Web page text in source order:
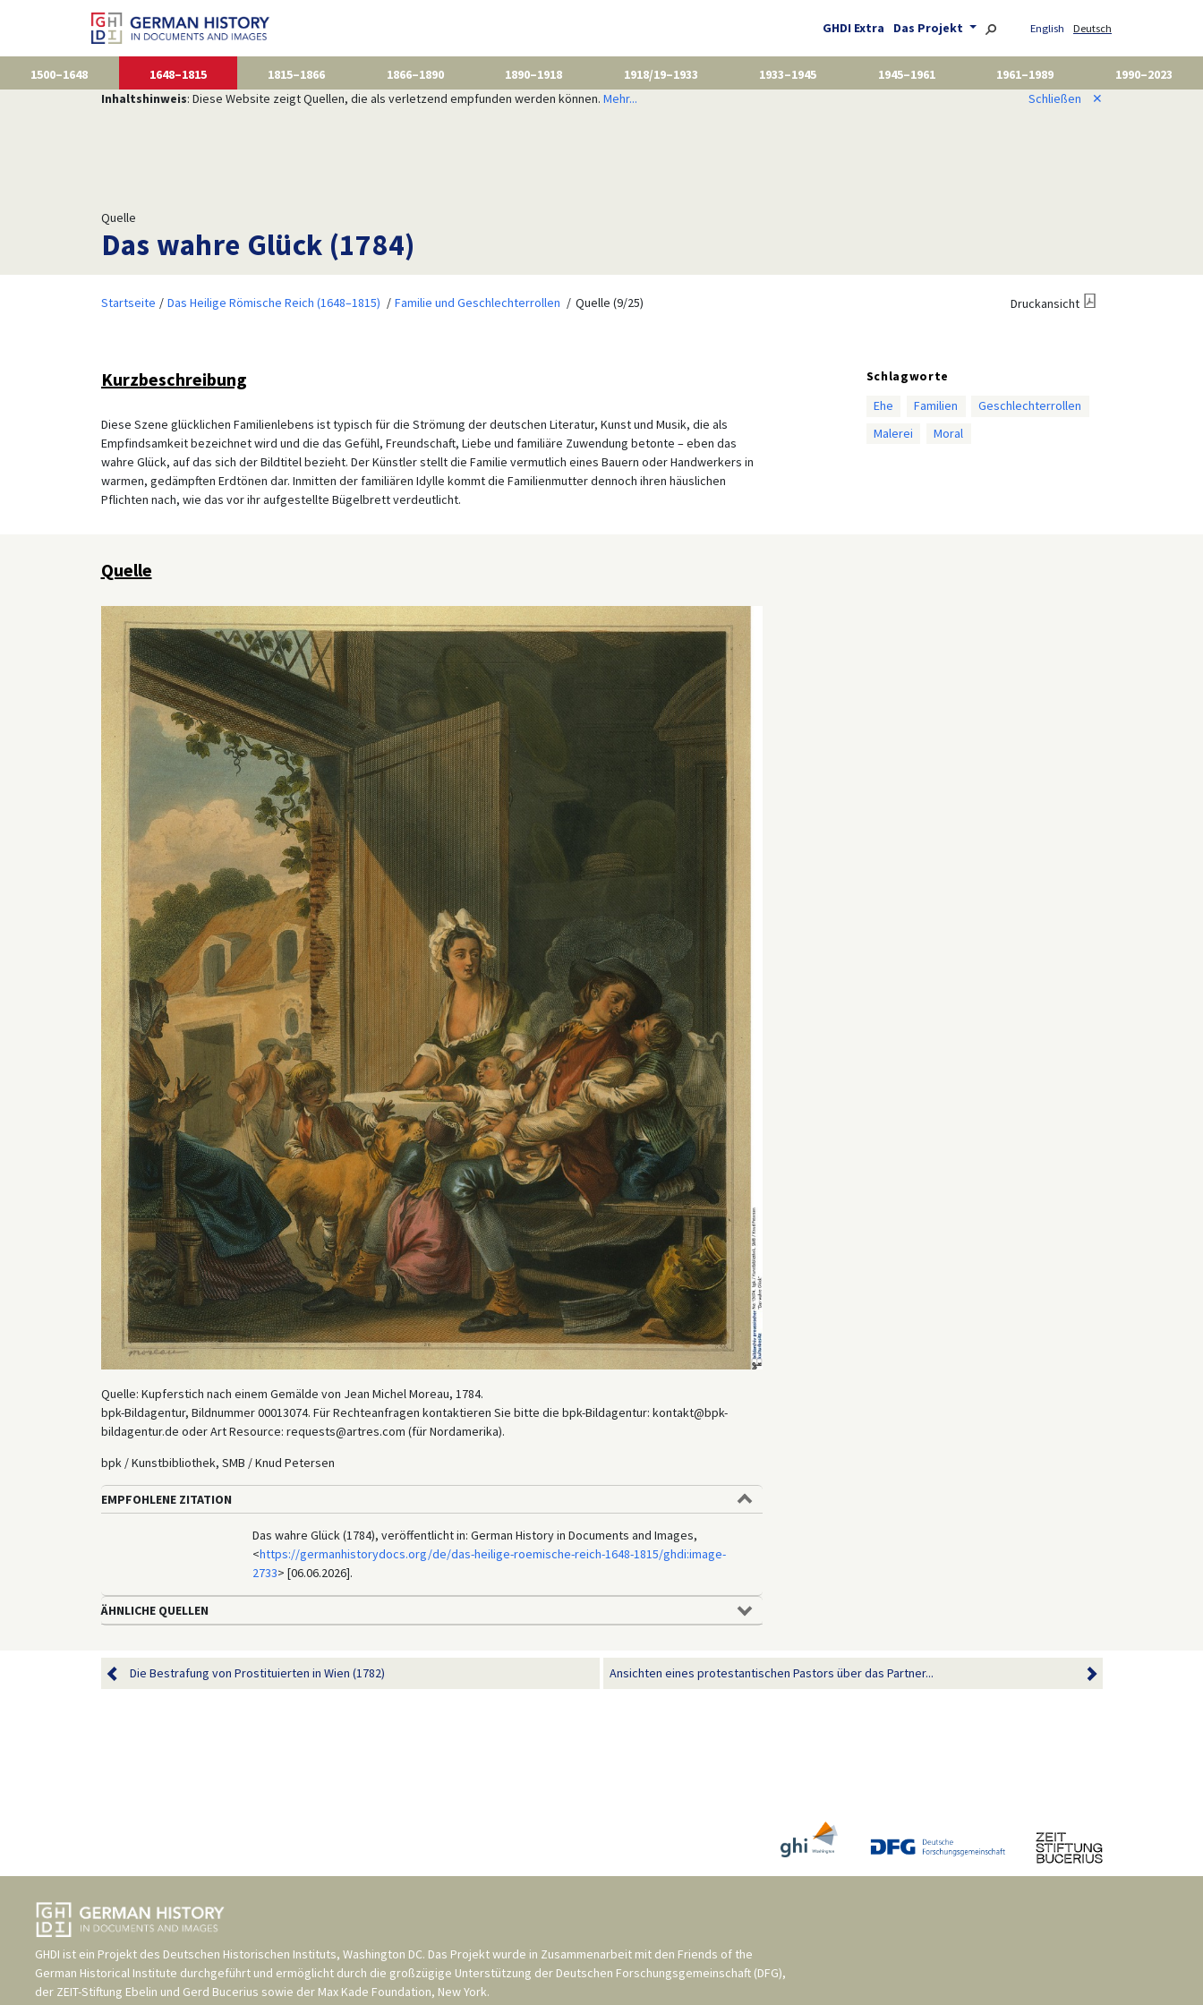
GHDI Extra Das Projekt English Deutsch
1500–1648 1648–1815 1815–1866 1866–1890 1890–1918 1918/19–1933 1933–1945 1945–1961 1961–1989
1990–2023
Inhaltshinweis: Diese Website zeigt Quellen, die als verletzend empfunden werden können. Mehr... Schließen ✕
Quelle
Das wahre Glück (1784)
Startseite Das Heilige Römische Reich (1648–1815) Familie und Geschlechterrollen Quelle (9/25) Druckansicht
Kurzbeschreibung
Diese Szene glücklichen Familienlebens ist typisch für die Strömung der deutschen Literatur, Kunst und Musik, die als
Empfindsamkeit bezeichnet wird und die das Gefühl, Freundschaft, Liebe und familiäre Zuwendung betonte – eben das
wahre Glück, auf das sich der Bildtitel bezieht. Der Künstler stellt die Familie vermutlich eines Bauern oder Handwerkers in
warmen, gedämpften Erdtönen dar. Inmitten der familiären Idylle kommt die Familienmutter dennoch ihren häuslichen
Pflichten nach, wie das vor ihr aufgestellte Bügelbrett verdeutlicht.
Schlagworte
Ehe
Familien
Geschlechterrollen
Malerei
Moral
Quelle
Quelle: Kupferstich nach einem Gemälde von Jean Michel Moreau, 1784.
bpk-Bildagentur, Bildnummer 00013074. Für Rechteanfragen kontaktieren Sie bitte die bpk-Bildagentur: kontakt@bpk-
bildagentur.de oder Art Resource: requests@artres.com (für Nordamerika).
bpk / Kunstbibliothek, SMB / Knud Petersen
EMPFOHLENE ZITATION
Das wahre Glück (1784), veröffentlicht in: German History in Documents and Images,
<https://germanhistorydocs.org/de/das-heilige-roemische-reich-1648-1815/ghdi:image-
2733> [06.06.2026].
ÄHNLICHE QUELLEN
Die Bestrafung von Prostituierten in Wien (1782) Ansichten eines protestantischen Pastors über das Partner...
GHDI ist ein Projekt des Deutschen Historischen Instituts, Washington DC. Das Projekt wurde in Zusammenarbeit mit den Friends of the
German Historical Institute durchgeführt und ermöglicht durch die großzügige Unterstützung der Deutschen Forschungsgemeinschaft (DFG),
der ZEIT-Stiftung Ebelin und Gerd Bucerius sowie der Max Kade Foundation, New York.